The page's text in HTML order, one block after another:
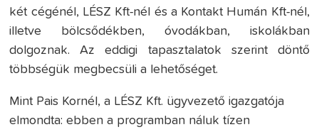
két cégénél, LÉSZ Kft-nél és a Kontakt Humán Kft-nél,
illetve bölcsődékben, óvodákban, iskolákban
dolgoznak. Az eddigi tapasztalatok szerint döntő
többségük megbecsüli a lehetőséget.
Mint Pais Kornél, a LÉSZ Kft. ügyvezető igazgatója
elmondta: ebben a programban náluk tízen